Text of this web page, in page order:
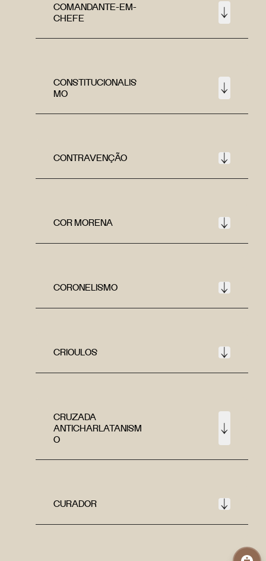
COMANDANTE-EM-
CHEFE
CONSTITUCIONALIS
MO
CONTRAVENÇÃO
COR MORENA
CORONELISMO
CRIOULOS
CRUZADA
ANTICHARLATANISM
O
CURADOR